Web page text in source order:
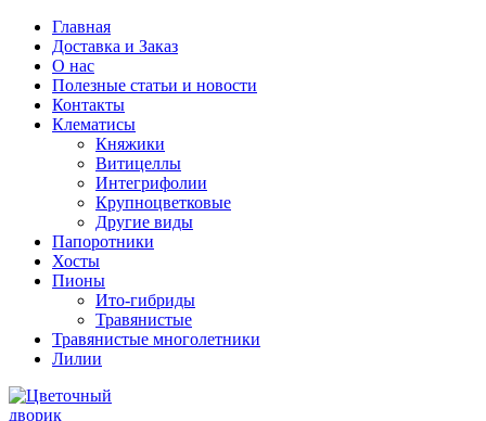
Главная
Доставка и Заказ
О нас
Полезные статьи и новости
Контакты
Клематисы
Княжики
Витицеллы
Интегрифолии
Крупноцветковые
Другие виды
Папоротники
Хосты
Пионы
Ито-гибриды
Травянистые
Травянистые многолетники
Лилии